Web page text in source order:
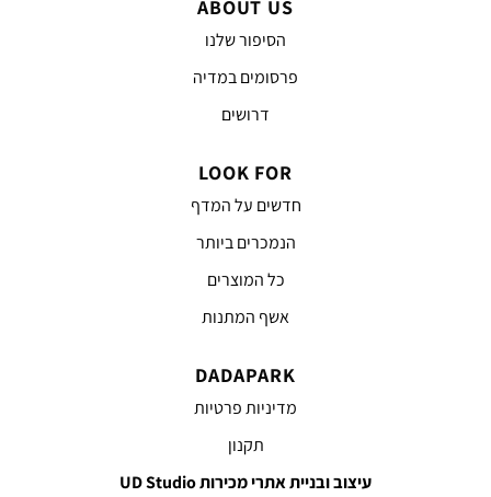
ABOUT US
הסיפור שלנו
פרסומים במדיה
דרושים
LOOK FOR
חדשים על המדף
הנמכרים ביותר
כל המוצרים
אשף המתנות
DADAPARK
מדיניות פרטיות
תקנון
עיצוב ובניית אתרי מכירות UD Studio